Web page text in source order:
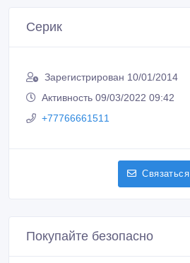
Серик
Зарегистрирован 10/01/2014
Активность 09/03/2022 09:42
+77766661511
Связаться
Покупайте безопасно